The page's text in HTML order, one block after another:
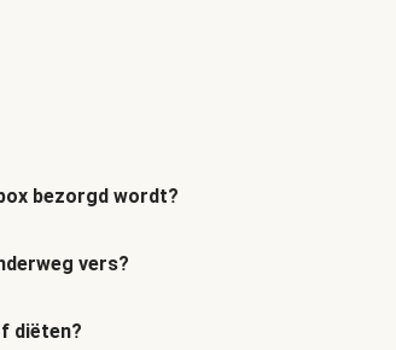
bezorgd wordt?
vers?
diëten?